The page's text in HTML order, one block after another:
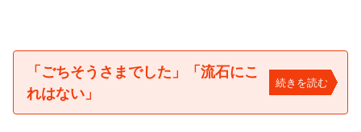
「ごちそうさまでした」「流石にこ
れはない」
続きを読む